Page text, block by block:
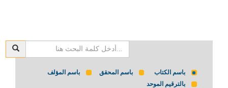
باسم الكتاب باسم المحقق
باسم المؤلف
بالترقيم الموحد